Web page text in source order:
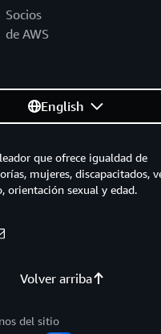
Socios
de AWS
English
Volver arriba
que ofrece igualdad de
mujeres, discapacitados,
orientación sexual y edad.
del sitio